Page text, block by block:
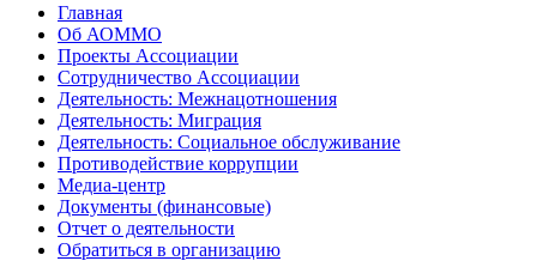
Главная
Об АОММО
Проекты Ассоциации
Сотрудничество Ассоциации
Деятельность: Межнацотношения
Деятельность: Миграция
Деятельность: Социальное обслуживание
Противодействие коррупции
Медиа-центр
Документы (финансовые)
Отчет о деятельности
Обратиться в организацию